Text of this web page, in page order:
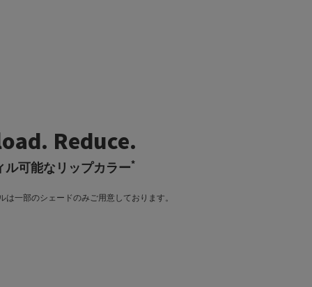
Reduce.
ル可能なリップカラー*
は一部のシェードのみご用意しております。​